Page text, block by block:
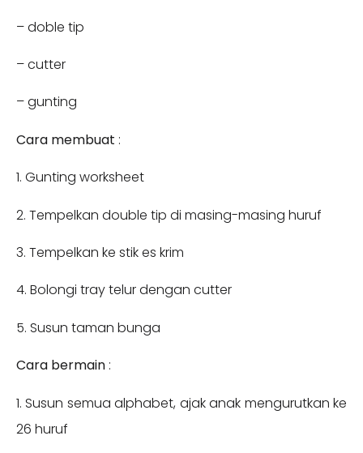
– doble tip
– cutter
– gunting
Cara membuat :
1. Gunting worksheet
2. Tempelkan double tip di masing-masing huruf
3. Tempelkan ke stik es krim
4. Bolongi tray telur dengan cutter
5. Susun taman bunga
Cara bermain :
1. Susun semua alphabet, ajak anak mengurutkan ke
26 huruf